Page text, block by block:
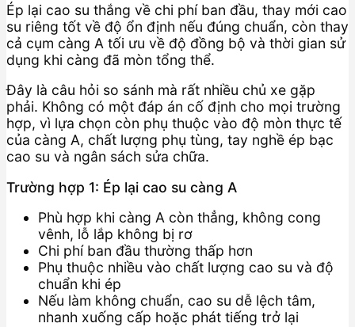
Ép lại cao su thắng về chi phí ban đầu, thay mới cao
su riêng tốt về độ ổn định nếu đúng chuẩn, còn thay
cả cụm càng A tối ưu về độ đồng bộ và thời gian sử
dụng khi càng đã mòn tổng thể.
Đây là câu hỏi so sánh mà rất nhiều chủ xe gặp
phải. Không có một đáp án cố định cho mọi trường
hợp, vì lựa chọn còn phụ thuộc vào độ mòn thực tế
của càng A, chất lượng phụ tùng, tay nghề ép bạc
cao su và ngân sách sửa chữa.
Trường hợp 1: Ép lại cao su càng A
Phù hợp khi càng A còn thẳng, không cong
vênh, lỗ lắp không bị rơ
Chi phí ban đầu thường thấp hơn
Phụ thuộc nhiều vào chất lượng cao su và độ
chuẩn khi ép
Nếu làm không chuẩn, cao su dễ lệch tâm,
nhanh xuống cấp hoặc phát tiếng trở lại